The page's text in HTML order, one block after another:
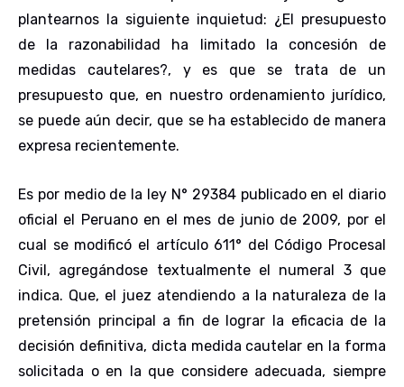
plantearnos la siguiente inquietud: ¿El presupuesto
de la razonabilidad ha limitado la concesión de
medidas cautelares?, y es que se trata de un
presupuesto que, en nuestro ordenamiento jurídico,
se puede aún decir, que se ha establecido de manera
expresa recientemente.
Es por medio de la ley N° 29384 publicado en el diario
oficial el Peruano en el mes de junio de 2009, por el
cual se modificó el artículo 611° del Código Procesal
Civil, agregándose textualmente el numeral 3 que
indica. Que, el juez atendiendo a la naturaleza de la
pretensión principal a fin de lograr la eficacia de la
decisión definitiva, dicta medida cautelar en la forma
solicitada o en la que considere adecuada, siempre